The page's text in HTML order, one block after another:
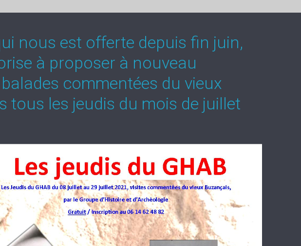
nous est offerte depuis fin juin,
à proposer à nouveau
commentées du vieux
tous les jeudis du mois de juillet